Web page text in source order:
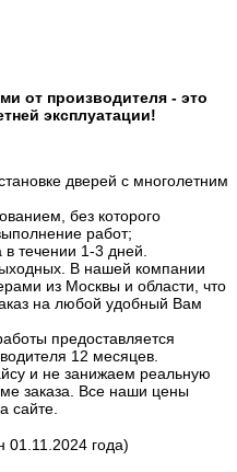
от производителя - это
эксплуатации!
дверей с многолетним
без которого
работ;
течении 1-3 дней.
В нашей компании
из Москвы и области, что
на любой удобный Вам
предоставляется
12 месяцев.
и не занижаем реальную
заказа. Все наши цены
сайте.
01.11.2024 года)